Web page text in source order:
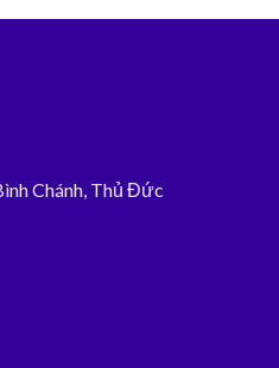
Chánh, Thủ Đức